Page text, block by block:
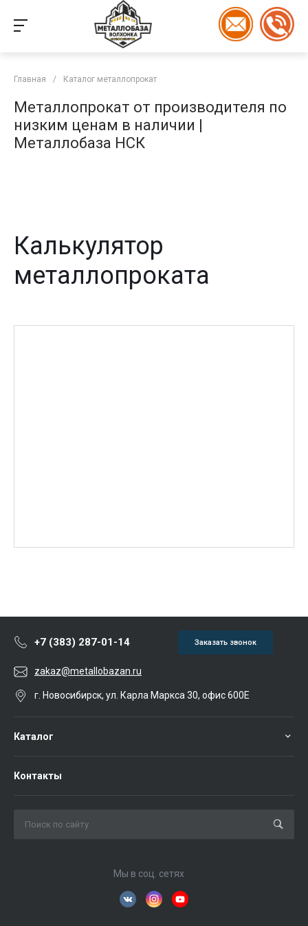
Главная / Каталог металлопрокат
Металлопрокат от производителя по
низким ценам в наличии |
Металлобаза НСК
Калькулятор
металлопроката
+7 (383) 287-01-14 Заказать звонок
zakaz@metallobazan.ru
г. Новосибирск, ул. Карла Маркса 30, офис 600Е
Каталог
Контакты
Мы в соц. сетях